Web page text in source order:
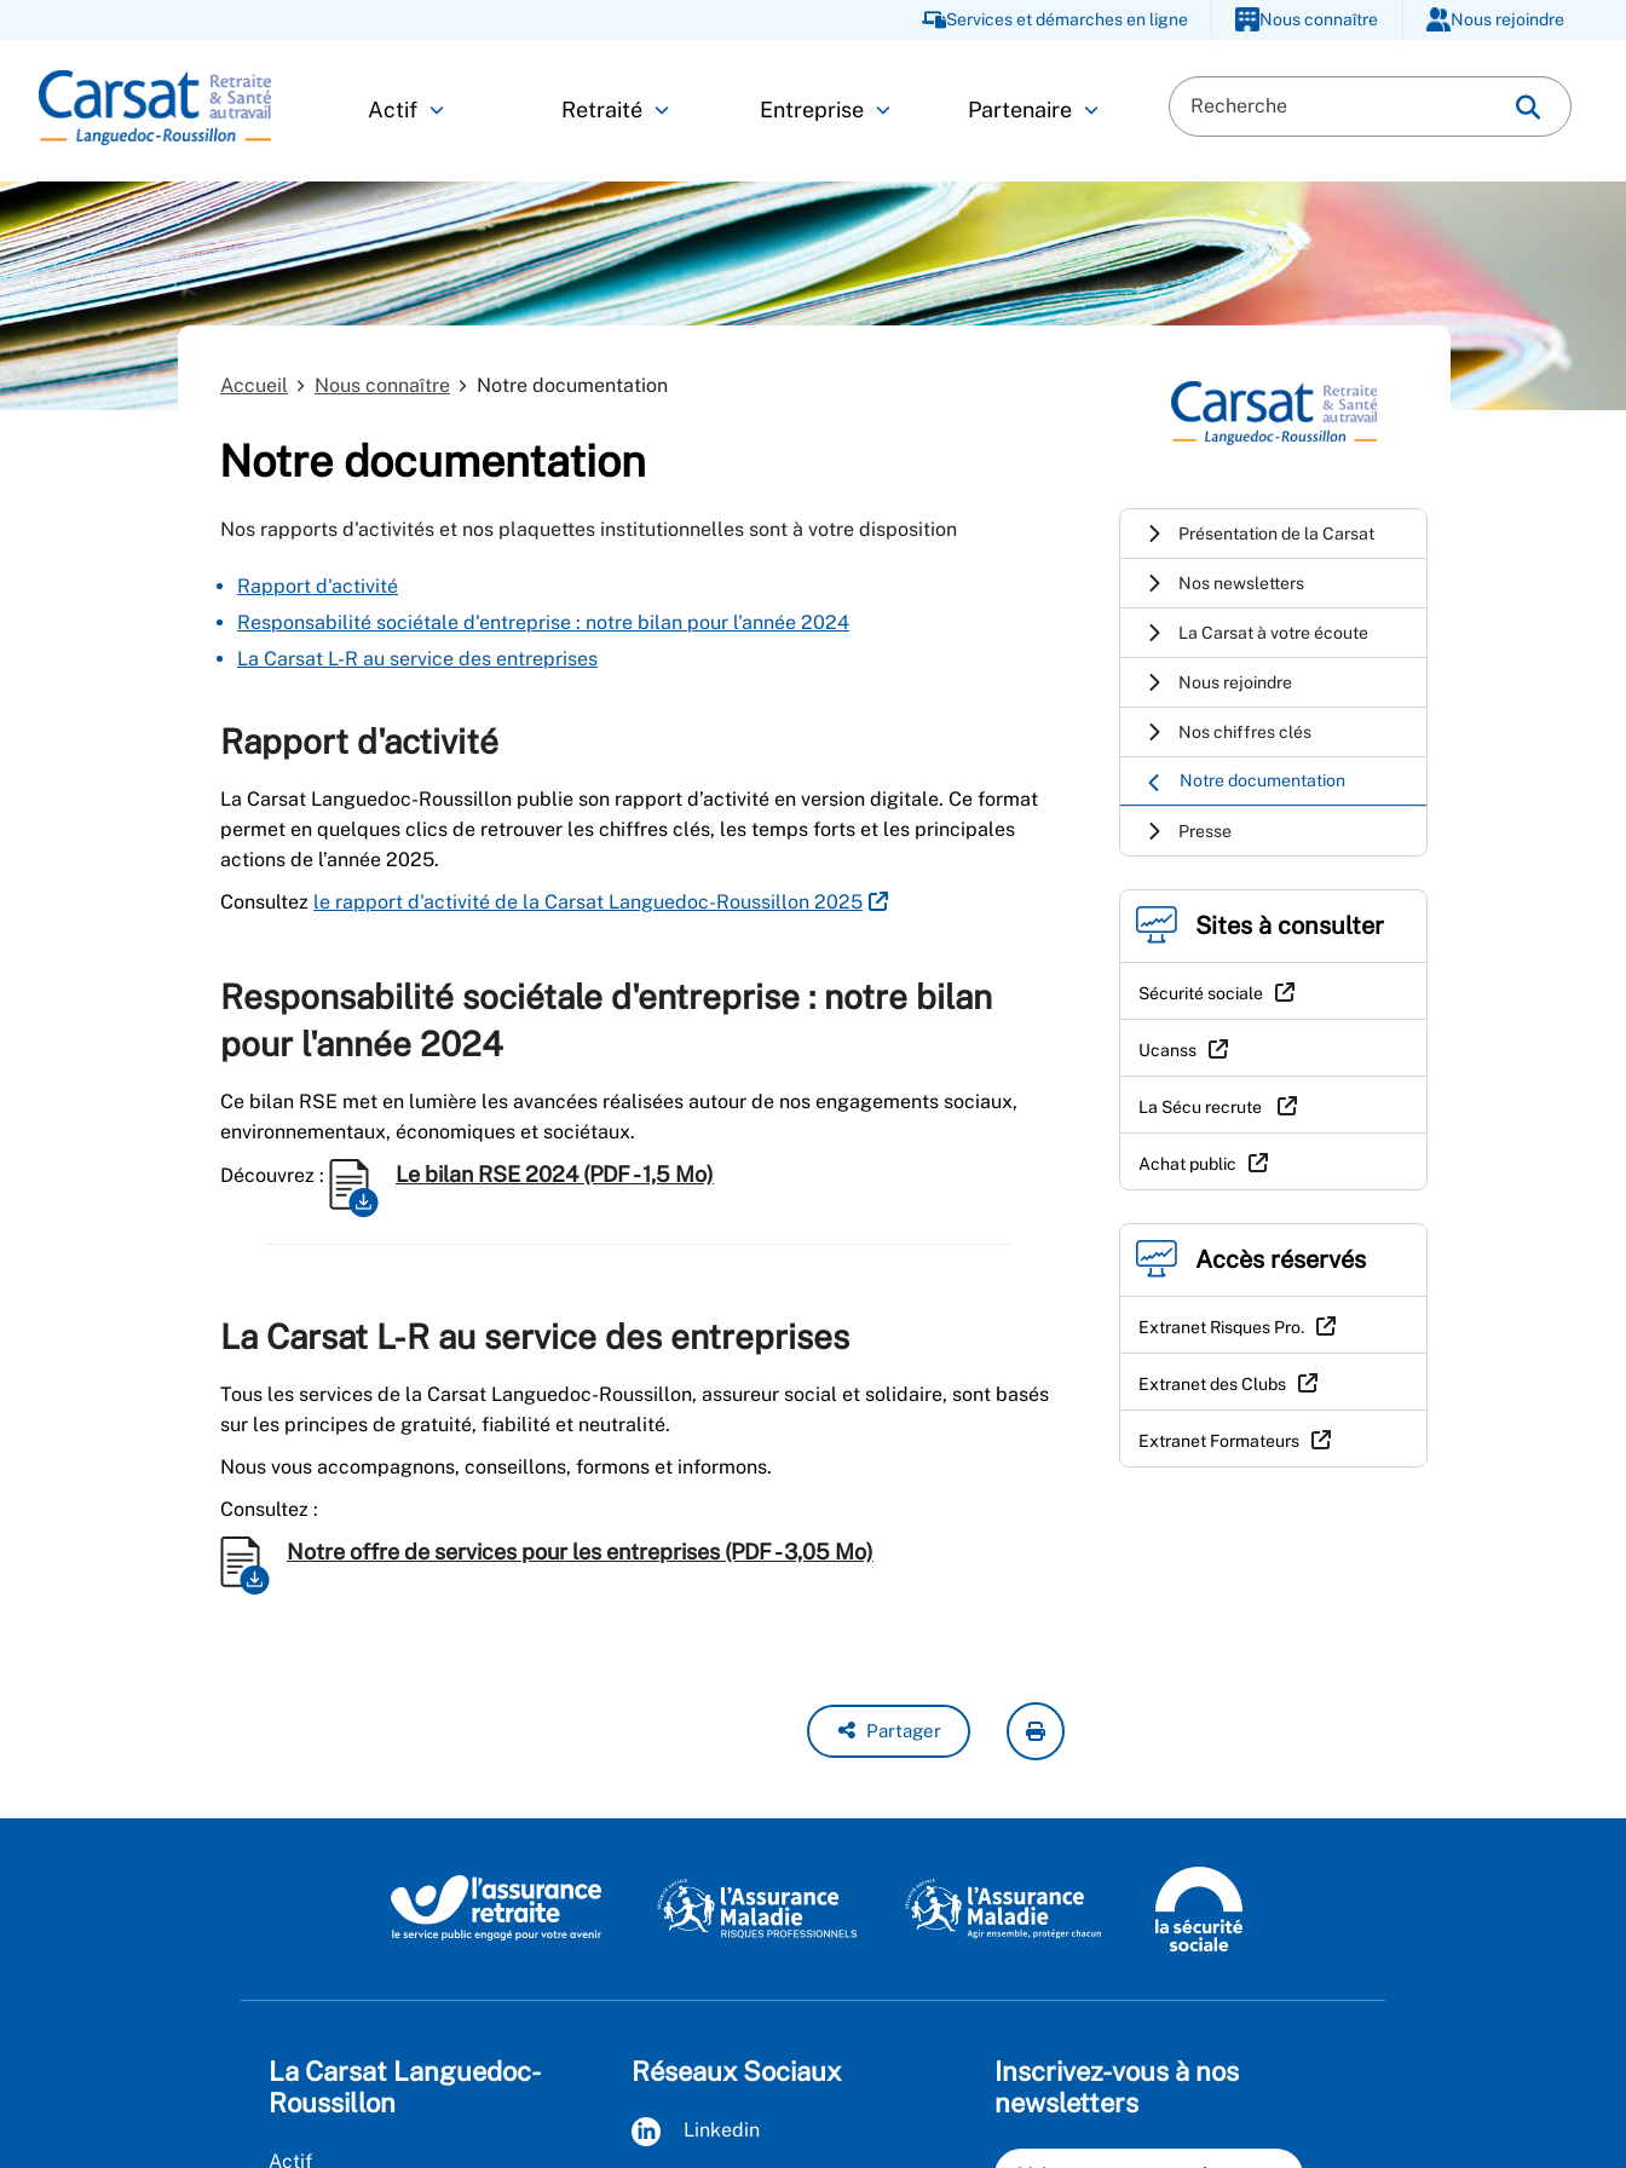
Services et démarches en ligne Nous connaître Nous rejoindre
Actif Retraité Entreprise Partenaire
Accueil Nous connaître Notre documentation
Notre documentation
Nos rapports d'activités et nos plaquettes institutionnelles sont à votre disposition
Rapport d'activité
Responsabilité sociétale d'entreprise : notre bilan pour l'année 2024
La Carsat L-R au service des entreprises
Rapport d'activité
La Carsat Languedoc-Roussillon publie son rapport d’activité en version digitale. Ce format
permet en quelques clics de retrouver les chiffres clés, les temps forts et les principales
actions de l’année 2025.
Consultez le rapport d'activité de la Carsat Languedoc-Roussillon 2025
Responsabilité sociétale d'entreprise : notre bilan
pour l'année 2024
Ce bilan RSE met en lumière les avancées réalisées autour de nos engagements sociaux,
environnementaux, économiques et sociétaux.
Découvrez :
Le bilan RSE 2024 (PDF - 1,5 Mo)
La Carsat L-R au service des entreprises
Tous les services de la Carsat Languedoc-Roussillon, assureur social et solidaire, sont basés
sur les principes de gratuité, fiabilité et neutralité.
Nous vous accompagnons, conseillons, formons et informons.
Consultez :
Notre offre de services pour les entreprises (PDF - 3,05 Mo)
Partager
Présentation de la Carsat
Nos newsletters
La Carsat à votre écoute
Nous rejoindre
Nos chiffres clés
Notre documentation
Presse
Sites à consulter
Sécurité sociale
Ucanss
La Sécu recrute
Achat public
Accès réservés
Extranet Risques Pro.
Extranet des Clubs
Extranet Formateurs
La Carsat Languedoc-
Roussillon
Actif
Réseaux Sociaux
Linkedin
Inscrivez-vous à nos
newsletters